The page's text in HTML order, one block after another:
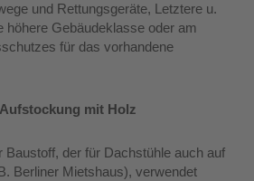
und Rettungsgeräte, Letztere u.
höhere Gebäudeklasse oder am
für das vorhandene
mit Holz
Baustoff, der für Dachstühle auch auf
Berliner Mietshaus), verwendet